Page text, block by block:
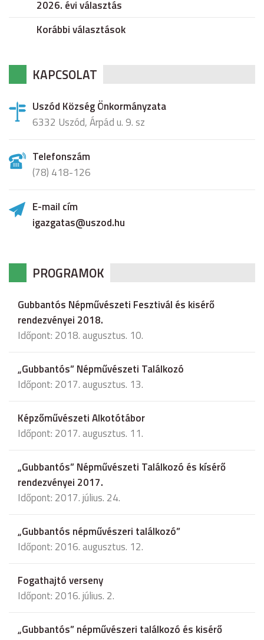
2026. évi választás
Korábbi választások
KAPCSOLAT
Uszód Község Önkormányzata
6332 Uszód, Árpád u. 9. sz
Telefonszám
(78) 418-126
E-mail cím
igazgatas@uszod.hu
PROGRAMOK
Gubbantós Népművészeti Fesztivál és kisérő
rendezvényei 2018.
Időpont: 2018. augusztus. 10.
„Gubbantós” Népművészeti Találkozó
Időpont: 2017. augusztus. 13.
Képzőművészeti Alkotótábor
Időpont: 2017. augusztus. 11.
„Gubbantós” Népművészeti Találkozó és kísérő
rendezvényei 2017.
Időpont: 2017. július. 24.
„Gubbantós népművészeri találkozó”
Időpont: 2016. augusztus. 12.
Fogathajtó verseny
Időpont: 2016. július. 2.
„Gubbantós” népművészeri találkozó és kisérő